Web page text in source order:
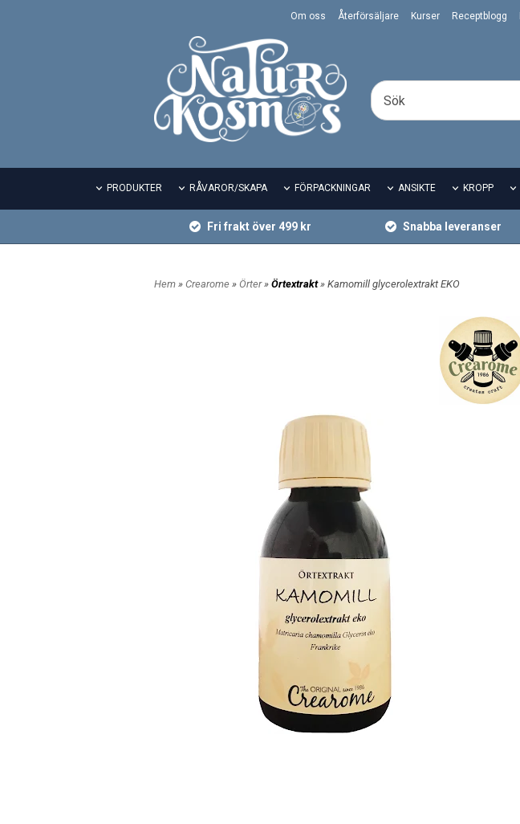
Om oss Återförsäljare Kurser Receptblogg
PRODUKTER RÅVAROR/SKAPA FÖRPACKNINGAR ANSIKTE KROPP
Fri frakt över 499 kr Snabba leveranser
Hem » Crearome » Örter» Örtextrakt» Kamomill glycerolextrakt EKO